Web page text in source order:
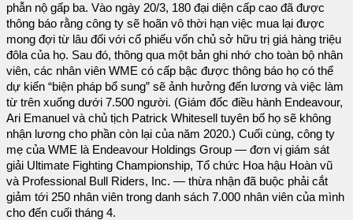
phẫn nộ gấp ba. Vào ngày 20/3, 180 đại diện cấp cao đã được
thông báo rằng công ty sẽ hoãn vô thời hạn việc mua lại được
mong đợi từ lâu đối với cổ phiếu vốn chủ sở hữu trị giá hàng triệu
đôla của họ. Sau đó, thông qua một bản ghi nhớ cho toàn bộ nhân
viên, các nhân viên WME có cấp bậc được thông báo họ có thể
dự kiến “biện pháp bổ sung” sẽ ảnh hưởng đến lương và việc làm
từ trên xuống dưới 7.500 người. (Giám đốc điều hành Endeavour,
Ari Emanuel và chủ tịch Patrick Whitesell tuyên bố họ sẽ không
nhận lương cho phần còn lại của năm 2020.) Cuối cùng, công ty
mẹ của WME là Endeavour Holdings Group — đơn vị giám sát
giải Ultimate Fighting Championship, Tổ chức Hoa hậu Hoàn vũ
và Professional Bull Riders, Inc. — thừa nhận đã buộc phải cắt
giảm tới 250 nhân viên trong danh sách 7.000 nhân viên của mình
cho đến cuối tháng 4.